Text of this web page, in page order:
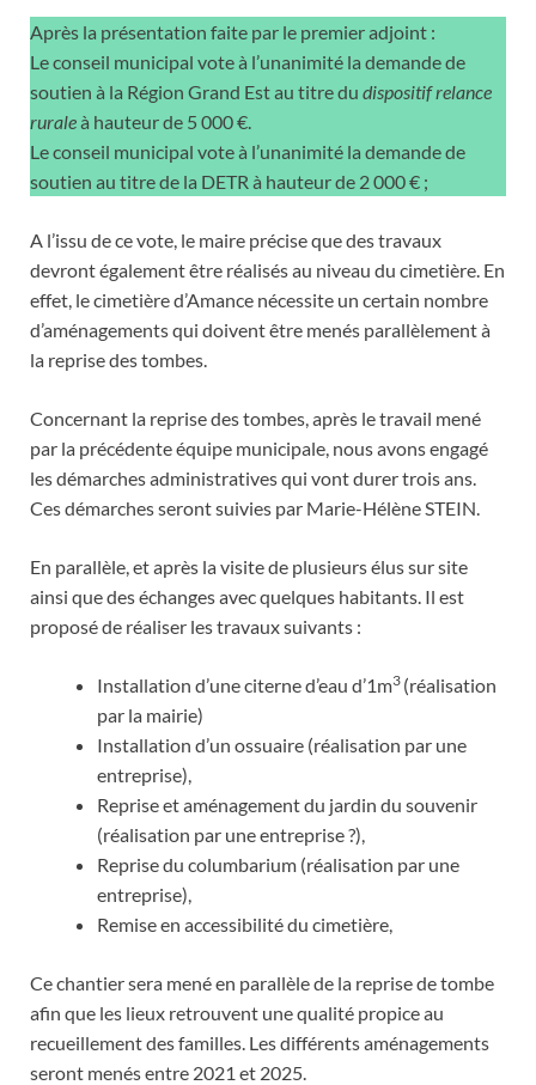
Après la présentation faite par le premier adjoint :
Le conseil municipal vote à l’unanimité la demande de
soutien à la Région Grand Est au titre du dispositif relance
ruraleà hauteur de 5 000 €.
Le conseil municipal vote à l’unanimité la demande de
soutien au titre de la DETR à hauteur de 2 000 € ;
A l’issu de ce vote, le maire précise que des travaux
devront également être réalisés au niveau du cimetière. En
effet, le cimetière d’Amance nécessite un certain nombre
d’aménagements qui doivent être menés parallèlement à
la reprise des tombes.
Concernant la reprise des tombes, après le travail mené
par la précédente équipe municipale, nous avons engagé
les démarches administratives qui vont durer trois ans.
Ces démarches seront suivies par Marie-Hélène STEIN.
En parallèle, et après la visite de plusieurs élus sur site
ainsi que des échanges avec quelques habitants. Il est
proposé de réaliser les travaux suivants :
Installation d’une citerne d’eau d’1m3 (réalisation
par la mairie)
Installation d’un ossuaire (réalisation par une
entreprise),
Reprise et aménagement du jardin du souvenir
(réalisation par une entreprise ?),
Reprise du columbarium (réalisation par une
entreprise),
Remise en accessibilité du cimetière,
Ce chantier sera mené en parallèle de la reprise de tombe
afin que les lieux retrouvent une qualité propice au
recueillement des familles. Les différents aménagements
seront menés entre 2021 et 2025.